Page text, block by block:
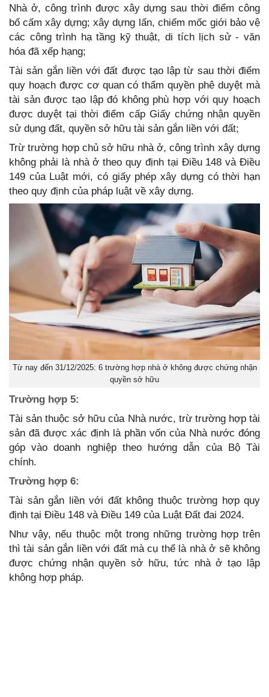
Nhà ở, công trình được xây dựng sau thời điểm công
bố cấm xây dựng; xây dựng lấn, chiếm mốc giới bảo vệ
các công trình hạ tầng kỹ thuật, di tích lịch sử - văn
hóa đã xếp hạng;
Tài sản gắn liền với đất được tạo lập từ sau thời điểm
quy hoạch được cơ quan có thẩm quyền phê duyệt mà
tài sản được tạo lập đó không phù hợp với quy hoạch
được duyệt tại thời điểm cấp Giấy chứng nhận quyền
sử dụng đất, quyền sở hữu tài sản gắn liền với đất;
Trừ trường hợp chủ sở hữu nhà ở, công trình xây dựng
không phải là nhà ở theo quy định tại Điều 148 và Điều
149 của Luật mới, có giấy phép xây dựng có thời hạn
theo quy định của pháp luật về xây dựng.
Từ nay đến 31/12/2025: 6 trường hợp nhà ở không được chứng nhận
quyền sở hữu
Trường hợp 5:
Tài sản thuộc sở hữu của Nhà nước, trừ trường hợp tài
sản đã được xác định là phần vốn của Nhà nước đóng
góp vào doanh nghiệp theo hướng dẫn của Bộ Tài
chính.
Trường hợp 6:
Tài sản gắn liền với đất không thuộc trường hợp quy
định tại Điều 148 và Điều 149 của Luật Đất đai 2024.
Như vậy, nếu thuộc một trong những trường hợp trên
thì tài sản gắn liền với đất mà cụ thể là nhà ở sẽ không
được chứng nhận quyền sở hữu, tức nhà ở tạo lập
không hợp pháp.